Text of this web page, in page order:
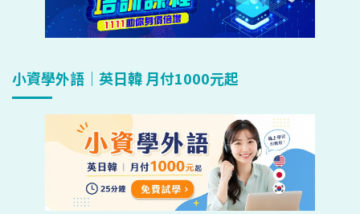
小資學外語｜英日韓 月付1000元起